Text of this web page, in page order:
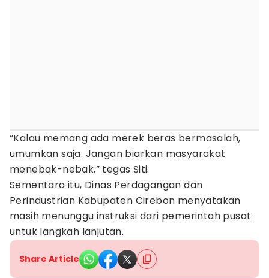
“Kalau memang ada merek beras bermasalah,
umumkan saja. Jangan biarkan masyarakat
menebak-nebak,” tegas Siti.
Sementara itu, Dinas Perdagangan dan
Perindustrian Kabupaten Cirebon menyatakan
masih menunggu instruksi dari pemerintah pusat
untuk langkah lanjutan.
Share Article